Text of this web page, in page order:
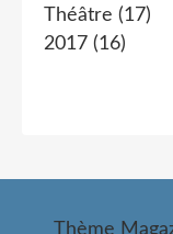
Théâtre (17)
2017 (16)
Thème